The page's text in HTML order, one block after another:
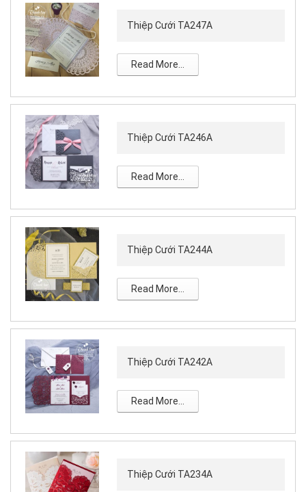
Thiệp Cưới TA247A
Read More...
Thiệp Cưới TA246A
Read More...
Thiệp Cưới TA244A
Read More...
Thiệp Cưới TA242A
Read More...
Thiệp Cưới TA234A